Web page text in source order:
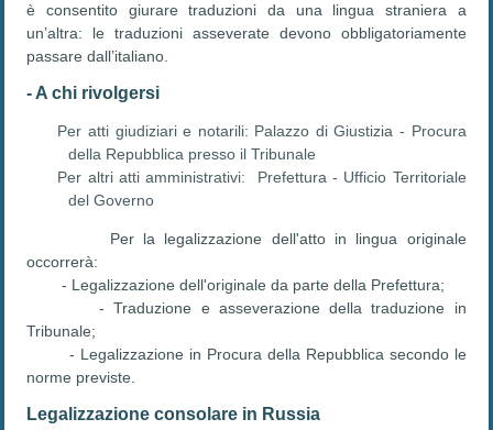
è consentito giurare traduzioni da una lingua straniera a
un’altra: le traduzioni asseverate devono obbligatoriamente
passare dall’italiano.
- A chi rivolgersi
Per atti giudiziari e notarili: Palazzo di Giustizia - Procura
della Repubblica presso il Tribunale
Per altri atti amministrativi: Prefettura - Ufficio Territoriale
del Governo
Per la legalizzazione dell'atto in lingua originale
occorrerà:
- Legalizzazione dell'originale da parte della Prefettura;
- Traduzione e asseverazione della traduzione in
Tribunale;
- Legalizzazione in Procura della Repubblica secondo le
norme previste.
Legalizzazione consolare in Russia